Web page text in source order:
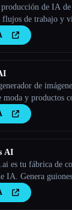
de IA
flujos de trabajo y
de
moda y productos
AI
es tu fábrica de
IA. Genera
ideas de vídeo y
minutos.